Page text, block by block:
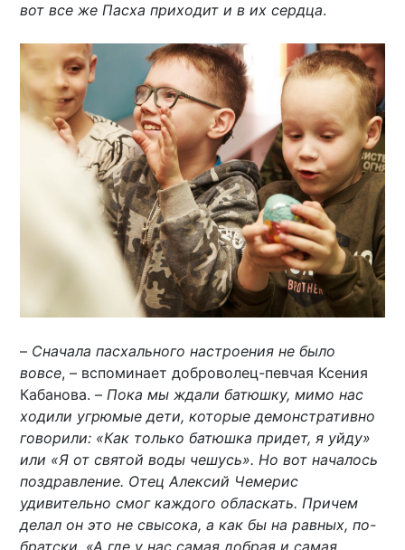
вот все же Пасха приходит и в их сердца.
– Сначала пасхального настроения не было
вовсе, – вспоминает доброволец-певчая Ксения
Кабанова. – Пока мы ждали батюшку, мимо нас
ходили угрюмые дети, которые демонстративно
говорили: «Как только батюшка придет, я уйду»
или «Я от святой воды чешусь». Но вот началось
поздравление. Отец Алексий Чемерис
удивительно смог каждого обласкать. Причем
делал он это не свысока, а как бы на равных, по-
братски. «А где у нас самая добрая и самая